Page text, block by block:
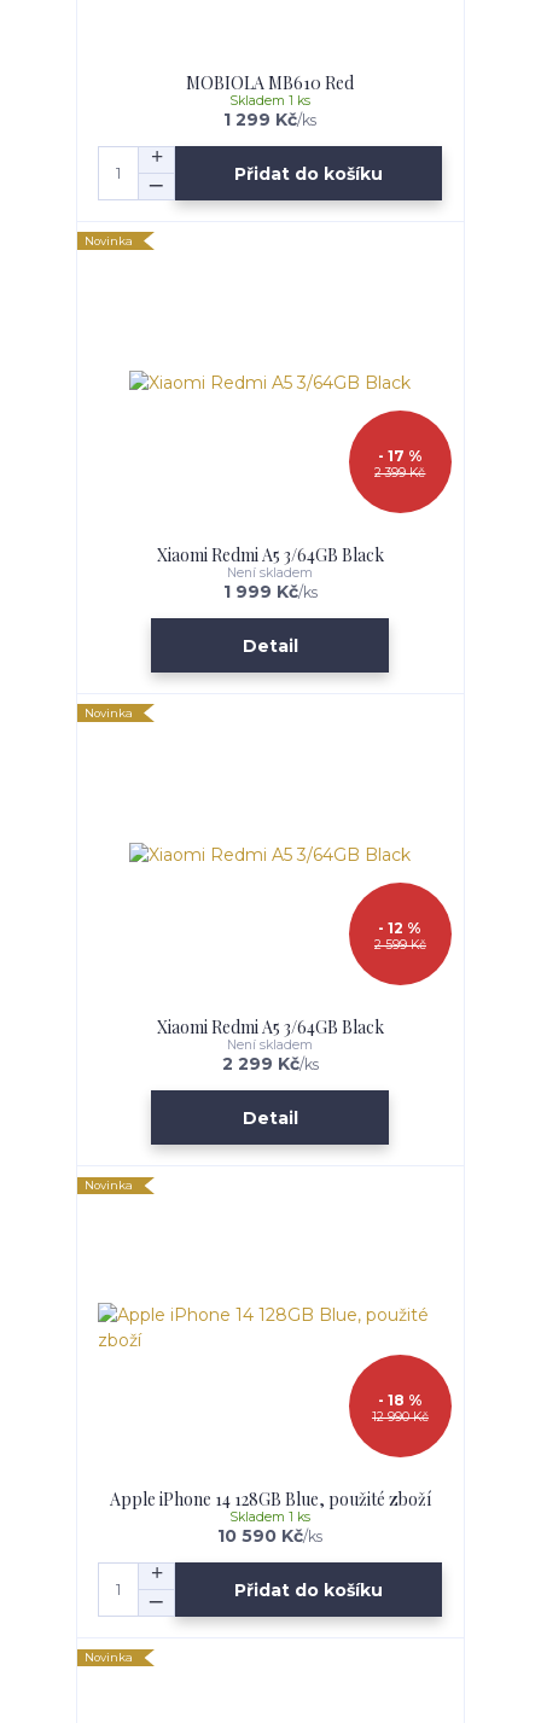
MOBIOLA MB610 Red
1 299 Kč/ks
Skladem 1 ks
Přidat do košíku
Novinka
2 399 Kč
- 17 %
Xiaomi Redmi A5 3/64GB Black
1 999 Kč/ks
Není skladem
Detail
Novinka
2 599 Kč
- 12 %
Xiaomi Redmi A5 3/64GB Black
2 299 Kč/ks
Není skladem
Detail
Novinka
12 990 Kč
- 18 %
Apple iPhone 14 128GB Blue, použité zboží
10 590 Kč/ks
Skladem 1 ks
Přidat do košíku
Novinka